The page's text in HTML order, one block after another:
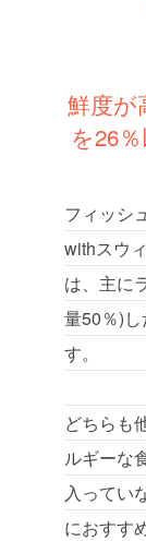
鮮度が
を26
フィッシ
withスウ
は、主に
量50％)
す。
どちらも
ルギーな
入ってい
におすす